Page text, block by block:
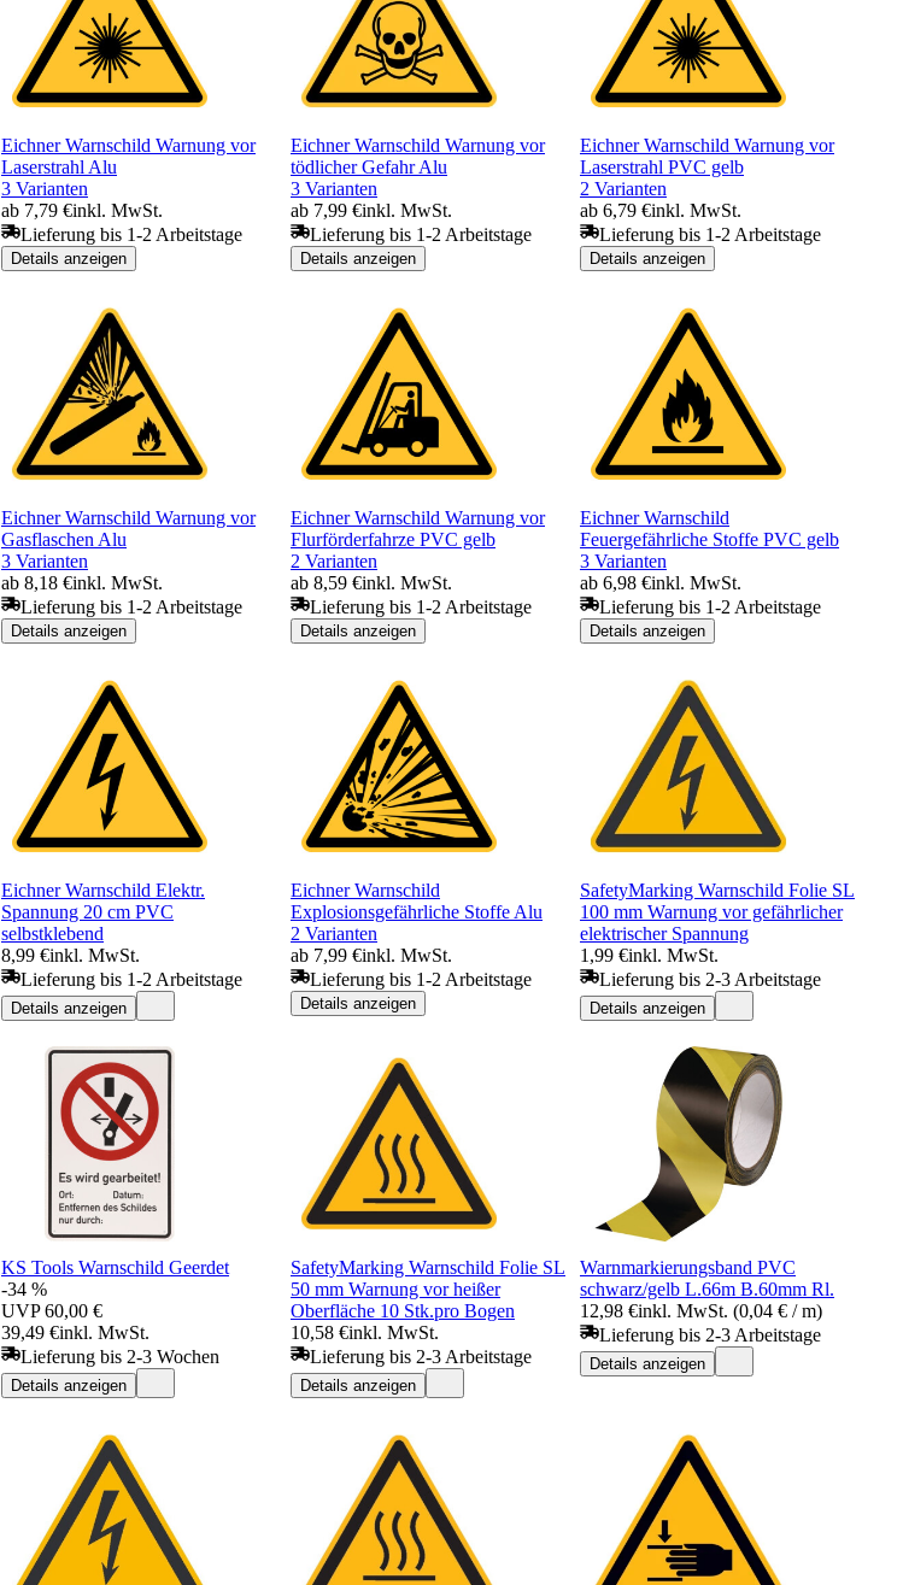
Eichner Warnschild Warnung vor
Laserstrahl Alu
3 Varianten
ab 7,79 €inkl. MwSt.
Lieferung bis 1-2 Arbeitstage
Details anzeigen
Eichner Warnschild Warnung vor
tödlicher Gefahr Alu
3 Varianten
ab 7,99 €inkl. MwSt.
Lieferung bis 1-2 Arbeitstage
Details anzeigen
Eichner Warnschild Warnung vor
Laserstrahl PVC gelb
2 Varianten
ab 6,79 €inkl. MwSt.
Lieferung bis 1-2 Arbeitstage
Details anzeigen
Eichner Warnschild Warnung vor
Gasflaschen Alu
3 Varianten
ab 8,18 €inkl. MwSt.
Lieferung bis 1-2 Arbeitstage
Details anzeigen
Eichner Warnschild Warnung vor
Flurförderfahrze PVC gelb
2 Varianten
ab 8,59 €inkl. MwSt.
Lieferung bis 1-2 Arbeitstage
Details anzeigen
Eichner Warnschild
Feuergefährliche Stoffe PVC gelb
3 Varianten
ab 6,98 €inkl. MwSt.
Lieferung bis 1-2 Arbeitstage
Details anzeigen
Eichner Warnschild Elektr.
Spannung 20 cm PVC
selbstklebend
8,99 €inkl. MwSt.
Lieferung bis 1-2 Arbeitstage
Details anzeigen
Eichner Warnschild
Explosionsgefährliche Stoffe Alu
2 Varianten
ab 7,99 €inkl. MwSt.
Lieferung bis 1-2 Arbeitstage
Details anzeigen
SafetyMarking Warnschild Folie SL
100 mm Warnung vor gefährlicher
elektrischer Spannung
1,99 €inkl. MwSt.
Lieferung bis 2-3 Arbeitstage
Details anzeigen
KS Tools Warnschild Geerdet
-34 %
UVP 60,00 €
39,49 €inkl. MwSt.
Lieferung bis 2-3 Wochen
Details anzeigen
SafetyMarking Warnschild Folie SL
50 mm Warnung vor heißer
Oberfläche 10 Stk.pro Bogen
10,58 €inkl. MwSt.
Lieferung bis 2-3 Arbeitstage
Details anzeigen
Warnmarkierungsband PVC
schwarz/gelb L.66m B.60mm Rl.
12,98 €inkl. MwSt. (0,04 € / m)
Lieferung bis 2-3 Arbeitstage
Details anzeigen